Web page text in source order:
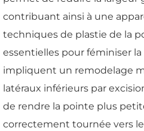
contribuant ainsi à une
techniques de plastie de la
essentielles pour féminiser
impliquent un remodelage
latéraux inférieurs par
de rendre la pointe plus
correctement tournée vers